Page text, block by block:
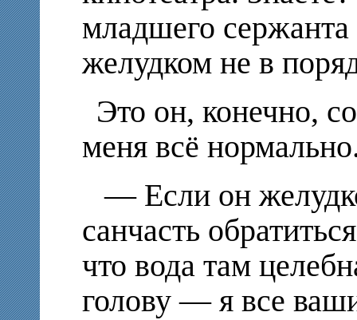
младшего
желудком не в
Это он, конечно,
меня всё
— Если он
санчасть
что вода там
голову — я все